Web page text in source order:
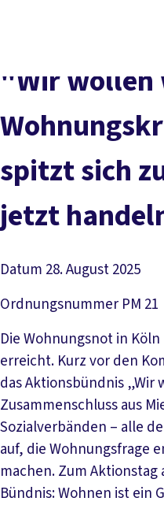
"Wir wollen
spitzt sich
jetzt
Datum 28. August 2025
Ordnungsnummer PM 21
Die Wohnungsnot in
erreicht. Kurz vor den
das Aktionsbündnis „Wir
Zusammenschluss aus
Sozialverbänden – alle
auf, die Wohnungsfrage
machen. Zum Aktionstag
Bündnis: Wohnen ist ein